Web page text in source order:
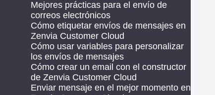
Mejores prácticas para el envío de
correos electrónicos
Cómo etiquetar envíos de mensajes en
Zenvia Customer Cloud
Cómo usar variables para personalizar
los envíos de mensajes
Cómo crear un email con el constructor
de Zenvia Customer Cloud
Enviar mensaje en el mejor momento en